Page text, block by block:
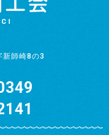
新師崎8の3